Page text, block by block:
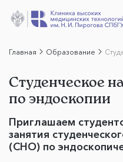
Главная Образование
Студенческое
по эндоскопии
Приглашаем
занятия
(СНО) по